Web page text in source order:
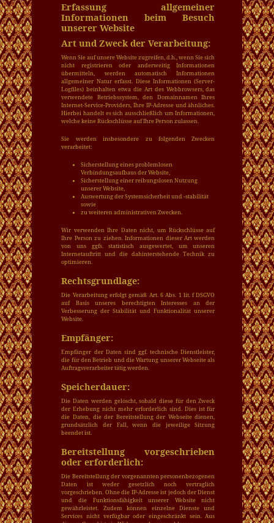
Erfassung allgemeiner
Informationen beim Besuch
unserer Website
Art und Zweck der Verarbeitung:
Wenn Sie auf unsere Website zugreifen, d.h., wenn Sie sich
nicht registrieren oder anderweitig Informationen
übermitteln, werden automatisch Informationen
allgemeiner Natur erfasst. Diese Informationen (Server-
Logfiles) beinhalten etwa die Art des Webbrowsers, das
verwendete Betriebssystem, den Domainnamen Ihres
Internet-Service-Providers, Ihre IP-Adresse und ähnliches.
Hierbei handelt es sich ausschließlich um Informationen,
welche keine Rückschlüsse auf Ihre Person zulassen.
Sie werden insbesondere zu folgenden Zwecken
verarbeitet:
Sicherstellung eines problemlosen
Verbindungsaufbaus der Website,
Sicherstellung einer reibungslosen Nutzung
unserer Website,
Auswertung der Systemsicherheit und -stabilität
sowie
zu weiteren administrativen Zwecken.
Wir verwenden Ihre Daten nicht, um Rückschlüsse auf
Ihre Person zu ziehen. Informationen dieser Art werden
von uns ggfs. statistisch ausgewertet, um unseren
Internetauftritt und die dahinterstehende Technik zu
optimieren.
Rechtsgrundlage:
Die Verarbeitung erfolgt gemäß Art. 6 Abs. 1 lit. f DSGVO
auf Basis unseres berechtigten Interesses an der
Verbesserung der Stabilität und Funktionalität unserer
Website.
Empfänger:
Empfänger der Daten sind ggf. technische Dienstleister,
die für den Betrieb und die Wartung unserer Webseite als
Auftragsverarbeiter tätig werden.
Speicherdauer:
Die Daten werden gelöscht, sobald diese für den Zweck
der Erhebung nicht mehr erforderlich sind. Dies ist für
die Daten, die der Bereitstellung der Webseite dienen,
grundsätzlich der Fall, wenn die jeweilige Sitzung
beendet ist.
Bereitstellung vorgeschrieben
oder erforderlich:
Die Bereitstellung der vorgenannten personenbezogenen
Daten ist weder gesetzlich noch vertraglich
vorgeschrieben. Ohne die IP-Adresse ist jedoch der Dienst
und die Funktionsfähigkeit unserer Website nicht
gewährleistet. Zudem können einzelne Dienste und
Services nicht verfügbar oder eingeschränkt sein. Aus